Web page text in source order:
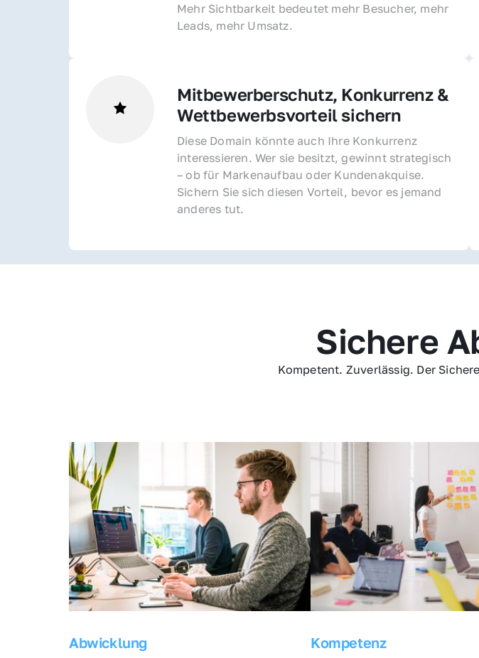
Mehr Sichtbarkeit bedeutet mehr Besucher, mehr
Leads, mehr Umsatz.
Mitbewerberschutz, Konkurrenz &
Wettbewerbsvorteil sichern
Diese Domain könnte auch Ihre Konkurrenz
interessieren. Wer sie besitzt, gewinnt strategisch
– ob für Markenaufbau oder Kundenakquise.
Sichern Sie sich diesen Vorteil, bevor es jemand
anderes tut.
Sichere
Kompetent. Zuverlässig. Der
Abwicklung Kompetenz